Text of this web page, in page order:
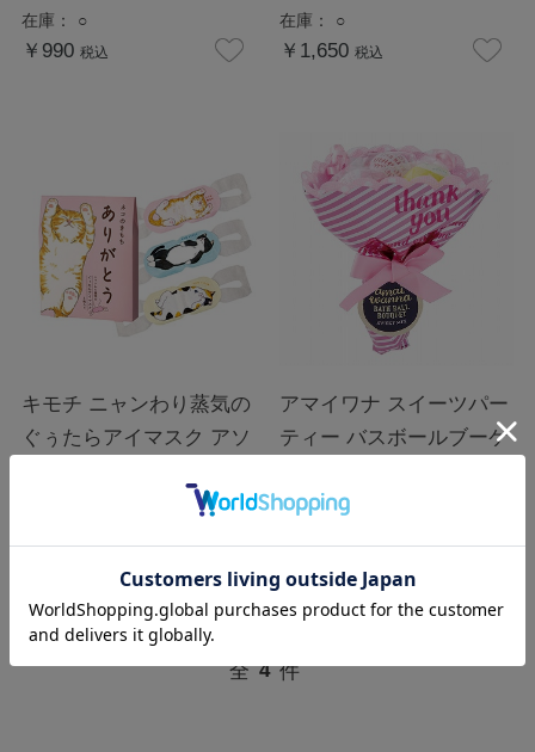
在庫： ○
￥990 税込
在庫： ○
￥1,650 税込
キモチ ニャンわり蒸気の
ぐぅたらアイマスク アソ
タマ・クロ・ミケ 各1
アマイワナ スイーツパー
ティー バスボールブーケ
全 4 件